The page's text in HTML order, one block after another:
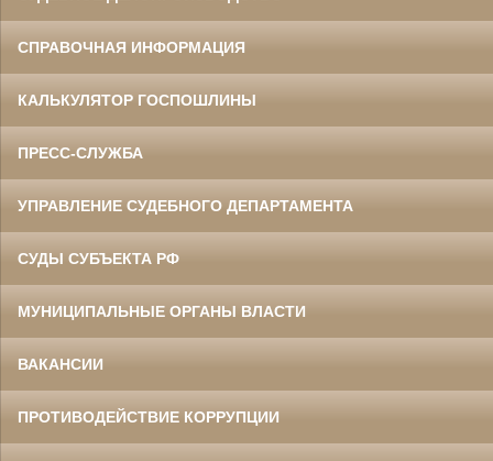
СПРАВОЧНАЯ ИНФОРМАЦИЯ
КАЛЬКУЛЯТОР ГОСПОШЛИНЫ
ПРЕСС-СЛУЖБА
УПРАВЛЕНИЕ СУДЕБНОГО ДЕПАРТАМЕНТА
СУДЫ СУБЪЕКТА РФ
МУНИЦИПАЛЬНЫЕ ОРГАНЫ ВЛАСТИ
ВАКАНСИИ
ПРОТИВОДЕЙСТВИЕ КОРРУПЦИИ